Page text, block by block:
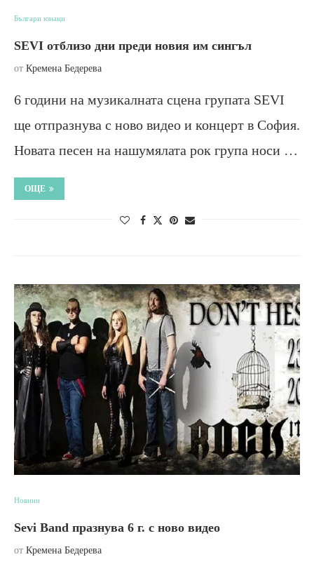
Българи юнаци
SEVI отблизо дни преди новия им сингъл
от Кремена Бедерева
6 години на музикалната сцена групата SEVI
ще отпразнува с ново видео и концерт в София.
Новата песен на нашумялата рок група носи …
ОЩЕ
Новини
Sevi Band празнува 6 г. с ново видео
от Кремена Бедерева